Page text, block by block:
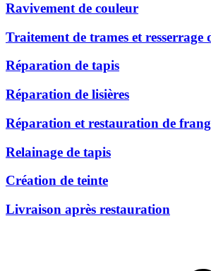
Ravivement de couleur
Traitement de trames et resserrage
Réparation de tapis
Réparation de lisières
Réparation et restauration de
Relainage de tapis
Création de teinte
Livraison après restauration